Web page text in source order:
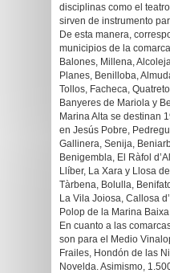
disciplinas como el
sirven de instrumento
De esta manera,
municipios de la
Balones, Millena,
Planes, Benilloba,
Tollos, Facheca,
Banyeres de Mariola y
Marina Alta se destinan
en Jesús Pobre,
Gallinera, Senija,
Benigembla, El Ràfol
Llíber, La Xara y Llosa
Tàrbena, Bolulla,
La Vila Joiosa, Callosa
Polop de la Marina
En cuanto a las
son para el Medio
Frailes, Hondón de las
Novelda. Asimismo,